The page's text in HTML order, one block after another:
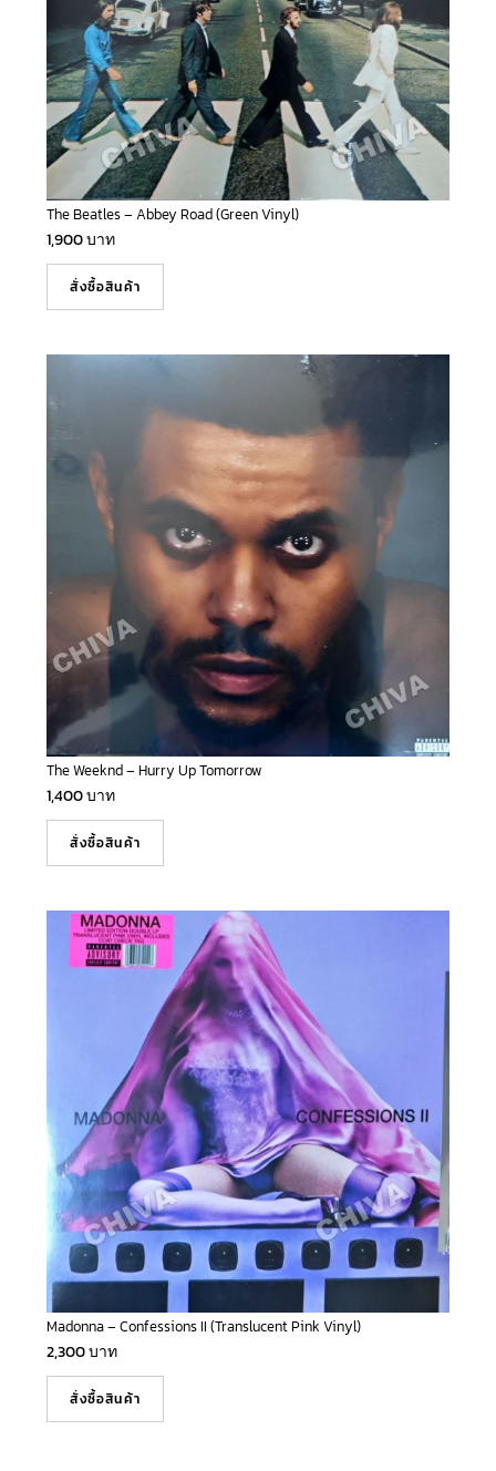
The Beatles – Abbey Road (Green Vinyl)
1,900บาท
สั่งซื้อสินค้า
The Weeknd – Hurry Up Tomorrow
1,400บาท
สั่งซื้อสินค้า
Madonna – Confessions II (Translucent Pink Vinyl)
2,300บาท
สั่งซื้อสินค้า